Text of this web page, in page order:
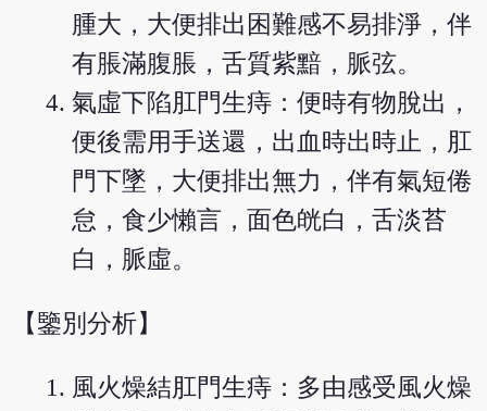
腫大，大便排出困難感不易排淨，伴
有脹滿腹脹，舌質紫黯，脈弦。
氣虛下陷肛門生痔：便時有物脫出，
便後需用手送還，出血時出時止，肛
門下墜，大便排出無力，伴有氣短倦
怠，食少懶言，面色㿠白，舌淡苔
白，脈虛。
【鑒別分析】
風火燥結肛門生痔：多由感受風火燥